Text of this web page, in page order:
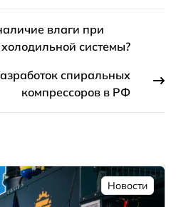
влаги при
системы?
спиральных
компрессоров в РФ
Новости